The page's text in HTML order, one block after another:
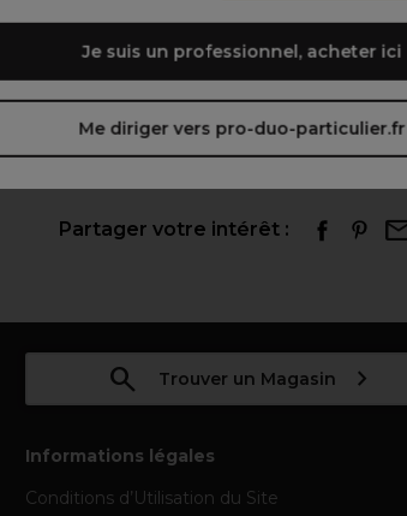
Je suis un professionnel, acheter ici
Me diriger vers pro-duo-particulier.fr
Partager votre intérêt :
Trouver un Magasin
Informations légales
Conditions d’Utilisation du Site